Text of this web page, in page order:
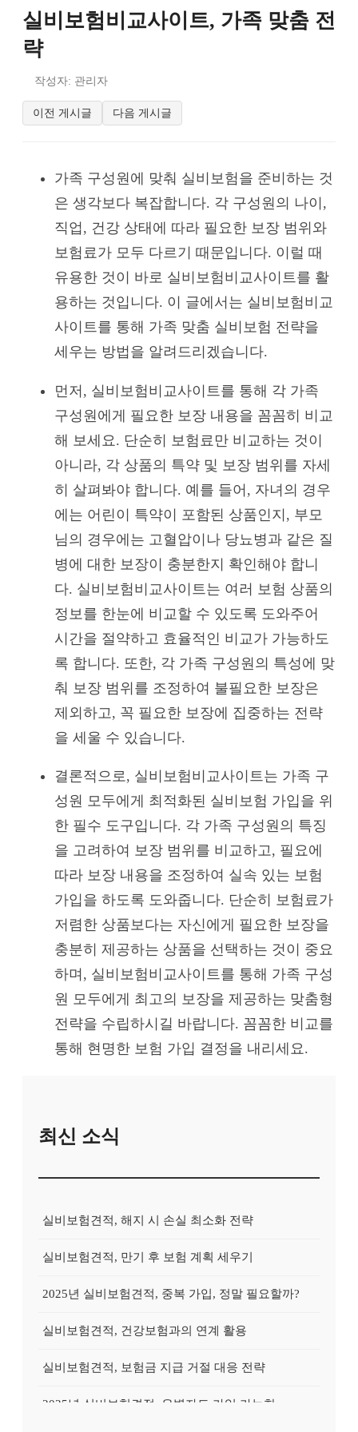
실비보험비교사이트, 가족 맞춤 전
략
작성자: 관리자
이전 게시글 다음 게시글
가족 구성원에 맞춰 실비보험을 준비하는 것
은 생각보다 복잡합니다. 각 구성원의 나이,
직업, 건강 상태에 따라 필요한 보장 범위와
보험료가 모두 다르기 때문입니다. 이럴 때
유용한 것이 바로 실비보험비교사이트를 활
용하는 것입니다. 이 글에서는 실비보험비교
사이트를 통해 가족 맞춤 실비보험 전략을
세우는 방법을 알려드리겠습니다.
먼저, 실비보험비교사이트를 통해 각 가족
구성원에게 필요한 보장 내용을 꼼꼼히 비교
해 보세요. 단순히 보험료만 비교하는 것이
아니라, 각 상품의 특약 및 보장 범위를 자세
히 살펴봐야 합니다. 예를 들어, 자녀의 경우
에는 어린이 특약이 포함된 상품인지, 부모
님의 경우에는 고혈압이나 당뇨병과 같은 질
병에 대한 보장이 충분한지 확인해야 합니
다. 실비보험비교사이트는 여러 보험 상품의
정보를 한눈에 비교할 수 있도록 도와주어
시간을 절약하고 효율적인 비교가 가능하도
록 합니다. 또한, 각 가족 구성원의 특성에 맞
춰 보장 범위를 조정하여 불필요한 보장은
제외하고, 꼭 필요한 보장에 집중하는 전략
을 세울 수 있습니다.
결론적으로, 실비보험비교사이트는 가족 구
성원 모두에게 최적화된 실비보험 가입을 위
한 필수 도구입니다. 각 가족 구성원의 특징
을 고려하여 보장 범위를 비교하고, 필요에
따라 보장 내용을 조정하여 실속 있는 보험
가입을 하도록 도와줍니다. 단순히 보험료가
저렴한 상품보다는 자신에게 필요한 보장을
충분히 제공하는 상품을 선택하는 것이 중요
하며, 실비보험비교사이트를 통해 가족 구성
원 모두에게 최고의 보장을 제공하는 맞춤형
전략을 수립하시길 바랍니다. 꼼꼼한 비교를
통해 현명한 보험 가입 결정을 내리세요.
최신 소식
실비보험견적, 해지 시 손실 최소화 전략
실비보험견적, 만기 후 보험 계획 세우기
2025년 실비보험견적, 중복 가입, 정말 필요할까?
실비보험견적, 건강보험과의 연계 활용
실비보험견적, 보험금 지급 거절 대응 전략